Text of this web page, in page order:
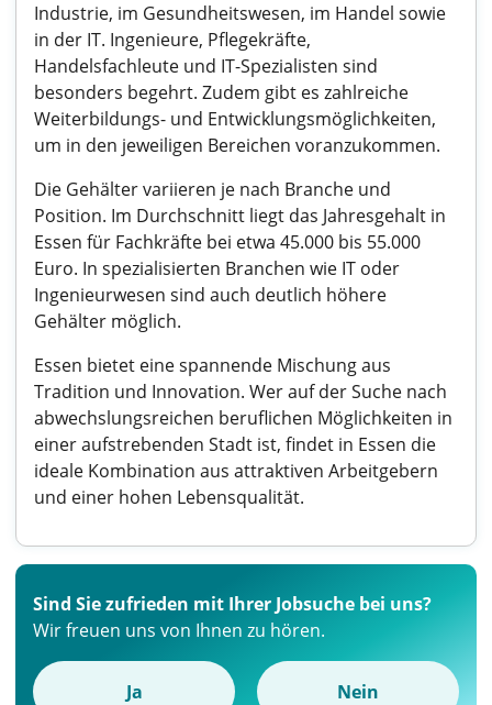
Industrie, im Gesundheitswesen, im Handel sowie
in der IT. Ingenieure, Pflegekräfte,
Handelsfachleute und IT-Spezialisten sind
besonders begehrt. Zudem gibt es zahlreiche
Weiterbildungs- und Entwicklungsmöglichkeiten,
um in den jeweiligen Bereichen voranzukommen.
Die Gehälter variieren je nach Branche und
Position. Im Durchschnitt liegt das Jahresgehalt in
Essen für Fachkräfte bei etwa 45.000 bis 55.000
Euro. In spezialisierten Branchen wie IT oder
Ingenieurwesen sind auch deutlich höhere
Gehälter möglich.
Essen bietet eine spannende Mischung aus
Tradition und Innovation. Wer auf der Suche nach
abwechslungsreichen beruflichen Möglichkeiten in
einer aufstrebenden Stadt ist, findet in Essen die
ideale Kombination aus attraktiven Arbeitgebern
und einer hohen Lebensqualität.
Sind Sie zufrieden mit Ihrer Jobsuche bei uns?
Wir freuen uns von Ihnen zu hören.
Ja Nein